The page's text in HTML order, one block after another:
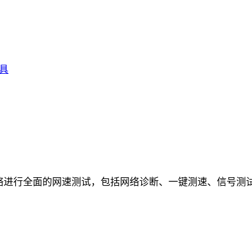
行全面的网速测试，包括网络诊断、一键测速、信号